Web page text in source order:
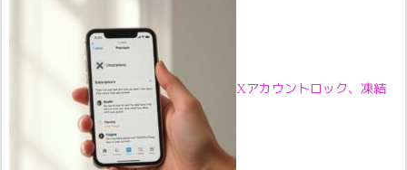
Xアカウントロック、凍結